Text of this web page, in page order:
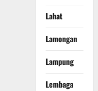
Lahat
Lamongan
Lampung
Lembaga